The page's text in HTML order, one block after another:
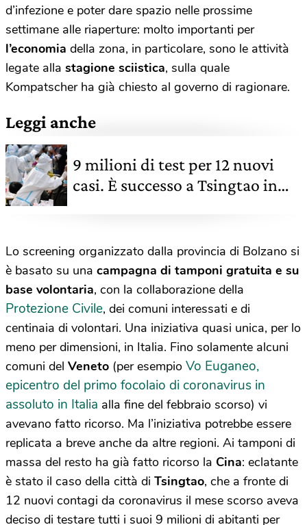
d’infezione e poter dare spazio nelle prossime
settimane alle riaperture: molto importanti per
l’economia della zona, in particolare, sono le attività
legate alla stagione sciistica, sulla quale
Kompatscher ha già chiesto al governo di ragionare.
Leggi anche
9 milioni di test per 12 nuovi
casi. È successo a Tsingtao in
Lo screening organizzato dalla provincia di Bolzano si
è basato su una campagna di tamponi gratuita e su
base volontaria, con la collaborazione della
Protezione Civile, dei comuni interessati e di
centinaia di volontari. Una iniziativa quasi unica, per lo
meno per dimensioni, in Italia. Fino solamente alcuni
comuni del Veneto (per esempio Vo Euganeo,
epicentro del primo focolaio di coronavirus in
assoluto in Italia alla fine del febbraio scorso) vi
avevano fatto ricorso. Ma l’iniziativa potrebbe essere
replicata a breve anche da altre regioni. Ai tamponi di
massa del resto ha già fatto ricorso la Cina: eclatante
è stato il caso della città di Tsingtao, che a fronte di
12 nuovi contagi da coronavirus il mese scorso aveva
deciso di testare tutti i suoi 9 milioni di abitanti per